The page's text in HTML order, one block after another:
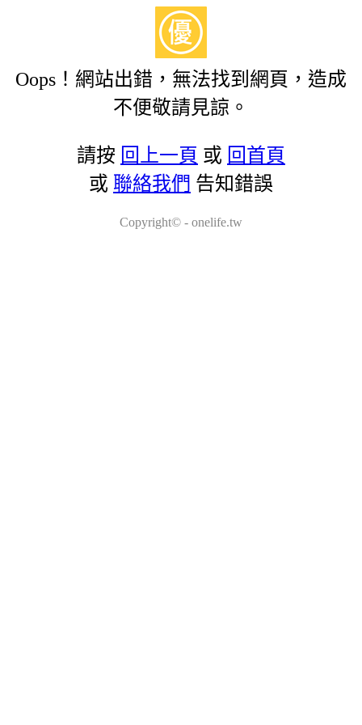
Oops！網站出錯，無法找到網頁，造成
不便敬請見諒。
請按 回上一頁 或 回首頁
或 聯絡我們 告知錯誤
Copyright© - onelife.tw